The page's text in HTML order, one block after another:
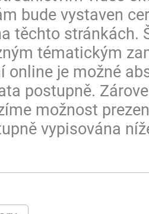
bude vystaven
těchto stránkách.
tématickým
online je možné
postupně.
možnost
vypisována